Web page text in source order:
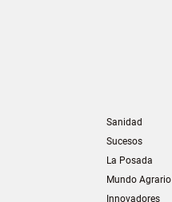
Sanidad
Sucesos
La Posada
Mundo Agrario
Innovadores